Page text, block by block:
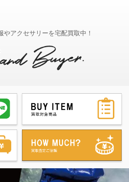
やアクセサリーを宅配買取中！